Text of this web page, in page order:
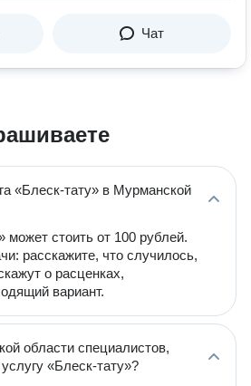
Чат
«Блеск-тату» в Мурманской
может стоить от 100 рублей.
расскажите, что случилось,
о расценках,
вариант.
области специалистов,
«Блеск-тату»?